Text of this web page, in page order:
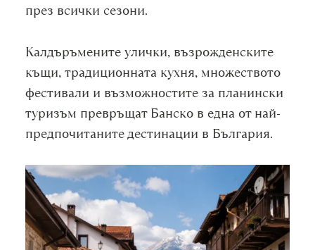
през всички сезони.
Калдъръмените улички, възрожденските
къщи, традиционната кухня, множеството
фестивали и възможностите за планински
туризъм превръщат Банско в една от най-
предпочитаните дестинации в България.